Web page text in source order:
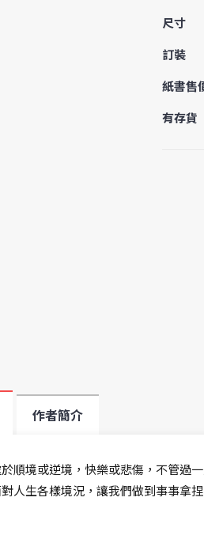
尺寸
訂裝
紙書售
有存貨
作者簡介
順境或逆境，快樂或悲傷，不管過
人生各樣境況，讓我們做到事事拿